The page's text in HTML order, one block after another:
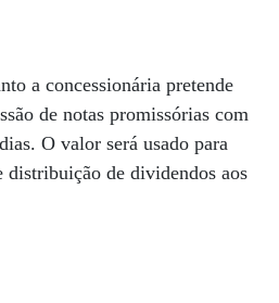
a concessionária pretende
de notas promissórias com
O valor será usado para
distribuição de dividendos aos